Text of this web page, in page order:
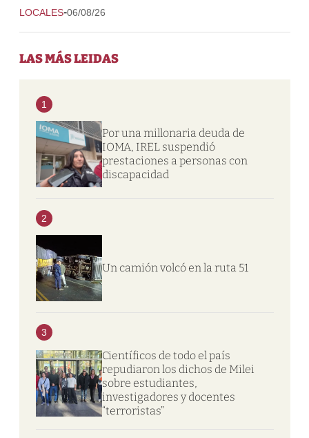
LOCALES-06/08/26
LAS MÁS LEIDAS
1
Por una millonaria deuda de
IOMA, IREL suspendió
prestaciones a personas con
discapacidad
2
Un camión volcó en la ruta 51
3
Científicos de todo el país
repudiaron los dichos de Milei
sobre estudiantes,
investigadores y docentes
“terroristas”